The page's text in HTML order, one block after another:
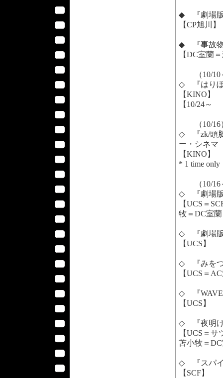
◆ 『劇場
【CP旭川】
◆ 『事故物
【DC室蘭
（10/10
◇ 『はり
【KINO】
【10/24～
（10/16
◇ 『zk/頭
ー・シネマ
【KINO】
* 1 time only
（10/16
◇ 『劇場
【UCS＝
牧＝DC室
◇ 『劇場
【UCS】
◇ 『みをつ
【UCS＝
◇ 『
【UCS】
◇ 『夜明け
【UCS＝
苫小牧＝
◇ 『スパ
【SCF】